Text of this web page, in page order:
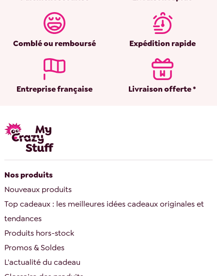
Comblé ou remboursé Expédition rapide
Entreprise française Livraison offerte *
Nos produits
Nouveaux produits
Top cadeaux : les meilleures idées cadeaux originales et
tendances
Produits hors-stock
Promos & Soldes
L'actualité du cadeau